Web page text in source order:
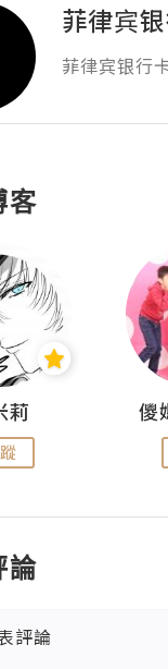
菲律宾
菲律宾银行
客
莉
論
評論